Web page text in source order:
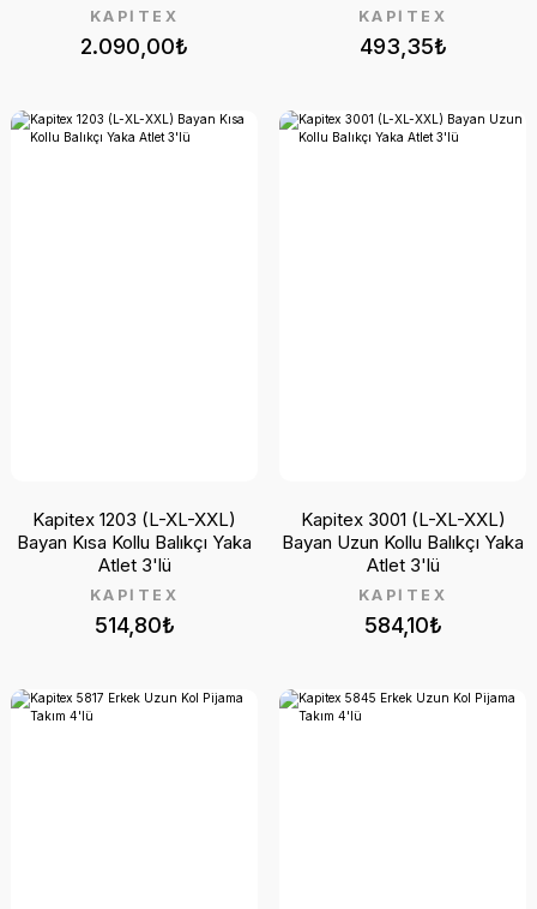
2.090,00₺
KAPİTEX
493,35₺
KAPİTEX
514,80₺
KAPİTEX
Kapitex 1203 (L-XL-XXL)
Bayan Kısa Kollu Balıkçı Yaka
Atlet 3'lü
584,10₺
KAPİTEX
Kapitex 3001 (L-XL-XXL)
Bayan Uzun Kollu Balıkçı Yaka
Atlet 3'lü